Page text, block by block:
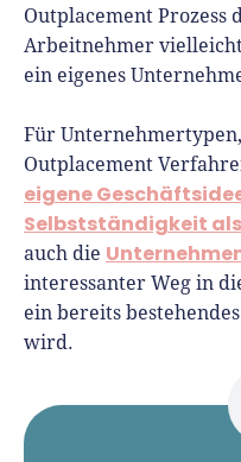
Outplacement Prozess
Arbeitnehmer
ein eigenes
Für
Outplacement
eigene
Selbstständigkeit
auch die
interessanter Weg in
ein bereits
wird.